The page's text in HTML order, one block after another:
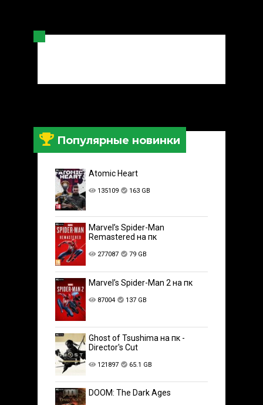
Популярные новинки
Atomic Heart
135109 163 GB
Marvel’s Spider-Man
Remastered на пк
277087 79 GB
Marvel’s Spider-Man 2 на пк
87004 137 GB
Ghost of Tsushima на пк -
Director's Cut
121897 65.1 GB
DOOM: The Dark Ages